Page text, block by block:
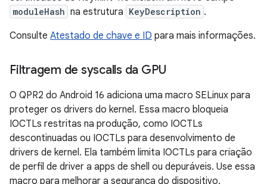
moduleHash na estrutura KeyDescription .
Consulte Atestado de chave e ID para mais informações.
Filtragem de syscalls da GPU
O QPR2 do Android 16 adiciona uma macro SELinux para
proteger os drivers do kernel. Essa macro bloqueia
IOCTLs restritas na produção, como IOCTLs
descontinuadas ou IOCTLs para desenvolvimento de
drivers de kernel. Ela também limita IOCTLs para criação
de perfil de driver a apps de shell ou depuráveis. Use essa
macro para melhorar a segurança do dispositivo.